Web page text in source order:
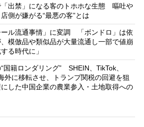
「出禁」になる客のトホホな生態 嘔吐や
側が嫌がる“最悪の客”とは
ル流通事情」に変調 「ボンドロ」は依
模倣品や類似品が大量流通し一部で値崩
る時代に」
国籍ロンダリング” SHEIN、TikTok、
に移転させ、トランプ関税の回避を狙
した中国企業の農業参入・土地取得への